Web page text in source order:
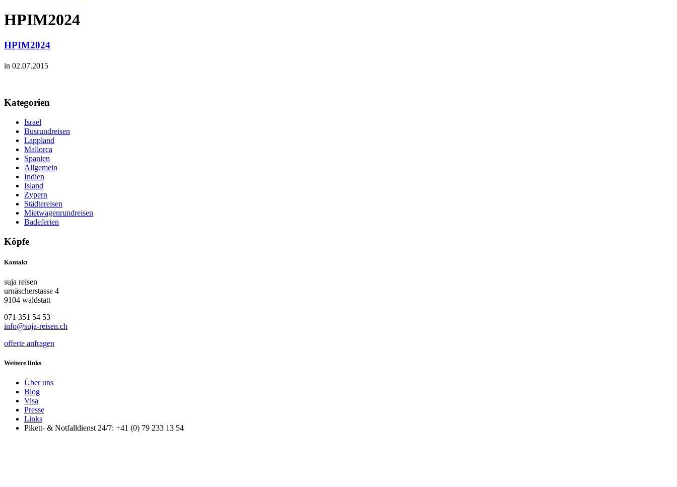
HPIM2024
HPIM2024
in 02.07.2015
Kategorien
Israel
Busrundreisen
Lappland
Mallorca
Spanien
Allgemein
Indien
Island
Zypern
Städtereisen
Mietwagenrundreisen
Badeferien
Köpfe
Kontakt
suja reisen
urnäscherstasse 4
9104 waldstatt
071 351 54 53
info@suja-reisen.ch
offerte anfragen
Weitere links
Über uns
Blog
Visa
Presse
Links
Pikett- & Notfalldienst 24/7: +41 (0) 79 233 13 54